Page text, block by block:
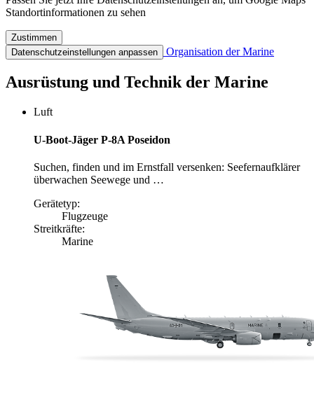
Standortinformationen zu sehen
Zustimmen
Datenschutzeinstellungen anpassen
Organisation der Marine
Ausrüstung und Technik der Marine
Luft
U-Boot-Jäger P-8A Poseidon
Suchen, finden und im Ernstfall versenken: Seefernaufklärer
überwachen Seewege und …
Gerätetyp:
Flugzeuge
Streitkräfte:
Marine